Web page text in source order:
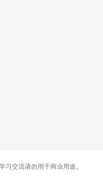
习交流请勿用于商业用途。